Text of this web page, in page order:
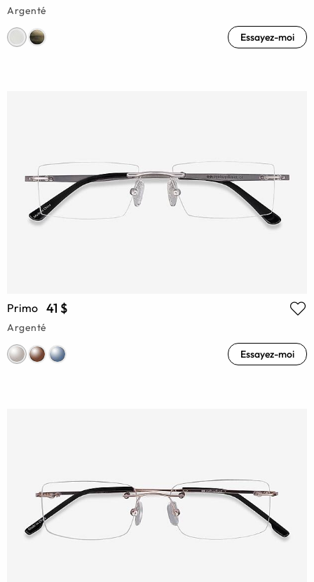
Argenté
Essayez-moi
Primo 41 $
Argenté
Essayez-moi